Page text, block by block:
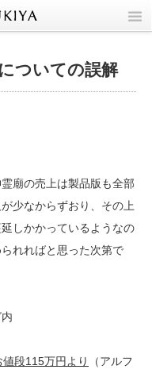
ついての誤解
廟の売上は製品版も全部
少なからずおり、その上
しかかっているようなの
れればと思った次第で
段115万円より
（アルフ